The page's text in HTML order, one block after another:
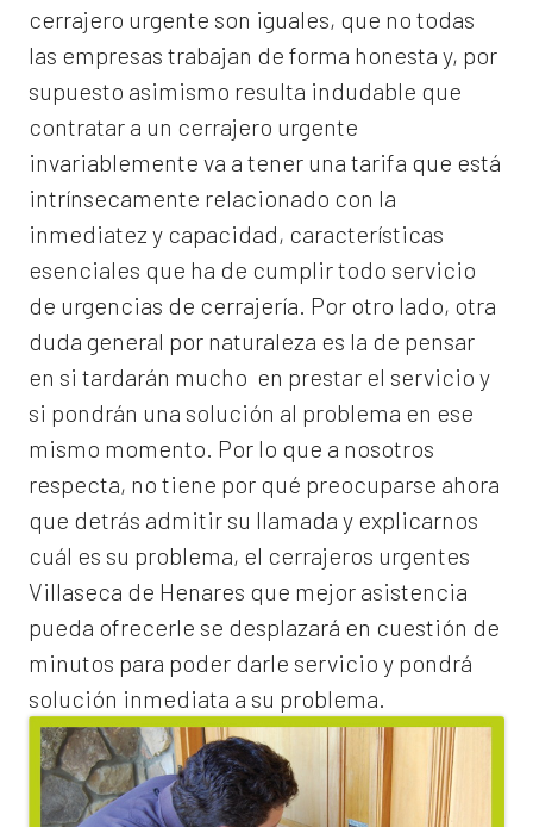
cerrajero urgente son iguales, que no todas
las empresas trabajan de forma honesta y, por
supuesto asimismo resulta indudable que
contratar a un cerrajero urgente
invariablemente va a tener una tarifa que está
intrínsecamente relacionado con la
inmediatez y capacidad, características
esenciales que ha de cumplir todo servicio
de urgencias de cerrajería. Por otro lado, otra
duda general por naturaleza es la de pensar
en si tardarán mucho en prestar el servicio y
si pondrán una solución al problema en ese
mismo momento. Por lo que a nosotros
respecta, no tiene por qué preocuparse ahora
que detrás admitir su llamada y explicarnos
cuál es su problema, el cerrajeros urgentes
Villaseca de Henares que mejor asistencia
pueda ofrecerle se desplazará en cuestión de
minutos para poder darle servicio y pondrá
solución inmediata a su problema.